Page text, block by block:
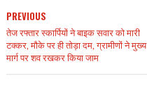
PREVIOUS
तेज रफ्तार स्कार्पियों ने बाइक सवार को मारी
टक्कर, मौके पर ही तोड़ा दम, ग्रामीणों ने मुख्य
मार्ग पर शव रखकर किया जाम